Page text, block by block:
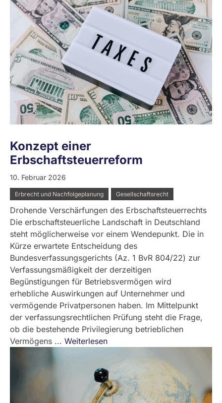
Konzept einer
Erbschaftsteuerreform
10. Februar 2026
Erbrecht und Nachfolgeplanung Gesellschaftsrecht
Drohende Verschärfungen des Erbschaftsteuerrechts
Die erbschaftsteuerliche Landschaft in Deutschland
steht möglicherweise vor einem Wendepunkt. Die in
Kürze erwartete Entscheidung des
Bundesverfassungsgerichts (Az. 1 BvR 804/22) zur
Verfassungsmäßigkeit der derzeitigen
Begünstigungen für Betriebsvermögen wird
erhebliche Auswirkungen auf Unternehmer und
vermögende Privatpersonen haben. Im Mittelpunkt
der verfassungsrechtlichen Prüfung steht die Frage,
ob die bestehende Privilegierung betrieblichen
Vermögens ... Weiterlesen